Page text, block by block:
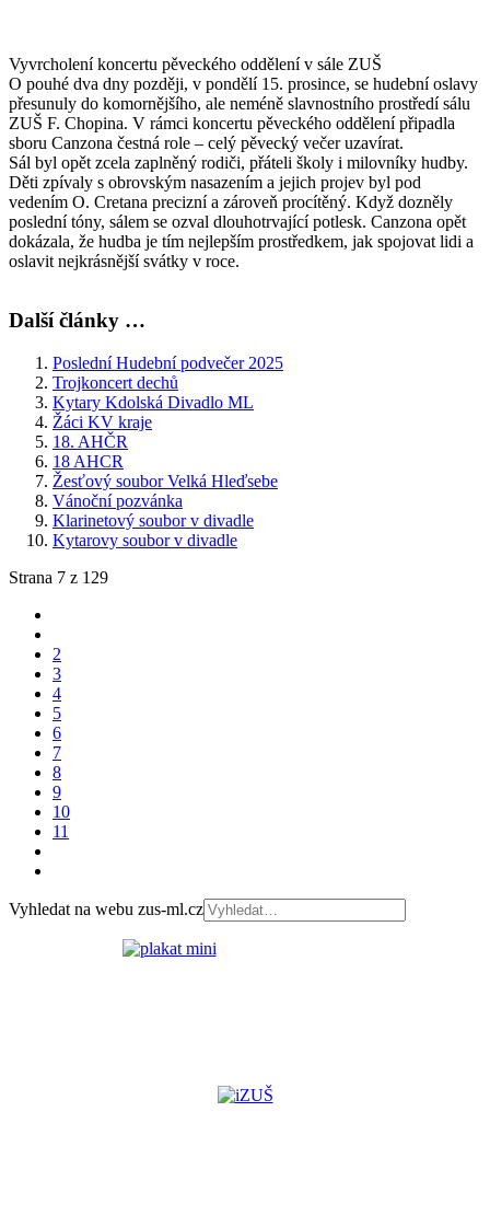
Vyvrcholení koncertu pěveckého oddělení v sále ZUŠ
O pouhé dva dny později, v pondělí 15. prosince, se hudební oslavy
přesunuly do komornějšího, ale neméně slavnostního prostředí sálu
ZUŠ F. Chopina. V rámci koncertu pěveckého oddělení připadla
sboru Canzona čestná role – celý pěvecký večer uzavírat.
Sál byl opět zcela zaplněný rodiči, přáteli školy i milovníky hudby.
Děti zpívaly s obrovským nasazením a jejich projev byl pod
vedením O. Cretana precizní a zároveň procítěný. Když dozněly
poslední tóny, sálem se ozval dlouhotrvající potlesk. Canzona opět
dokázala, že hudba je tím nejlepším prostředkem, jak spojovat lidi a
oslavit nejkrásnější svátky v roce.
Další články …
Poslední Hudební podvečer 2025
Trojkoncert dechů
Kytary Kdolská Divadlo ML
Žáci KV kraje
18. AHČR
18 AHCR
Žesťový soubor Velká Hleďsebe
Vánoční pozvánka
Klarinetový soubor v divadle
Kytarovy soubor v divadle
Strana 7 z 129
2
3
4
5
6
7
8
9
10
11
Vyhledat na webu zus-ml.cz